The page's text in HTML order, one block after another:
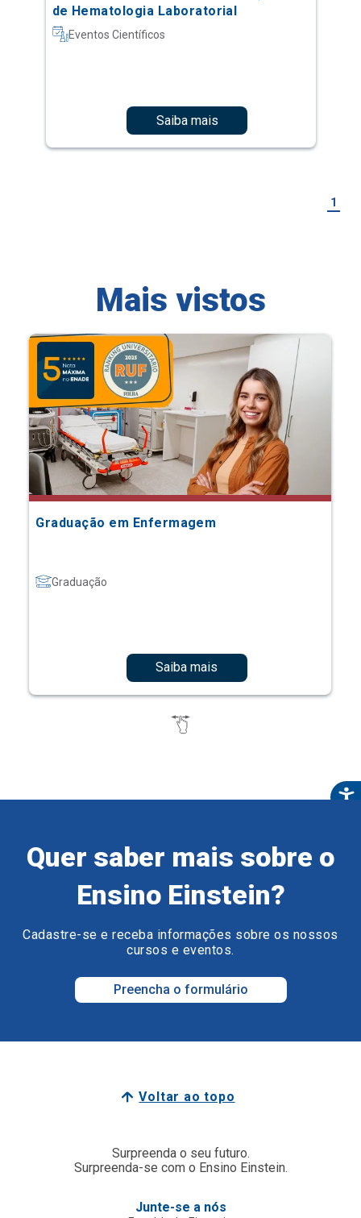
de Hematologia Laboratorial
Eventos Científicos
Saiba mais
1
Mais vistos
Graduação em Enfermagem
Graduação
Saiba mais
Quer saber mais sobre o
Ensino Einstein?
Cadastre-se e receba informações sobre os nossos
cursos e eventos.
Preencha o formulário
Voltar ao topo
Surpreenda o seu futuro.
Surpreenda-se com o Ensino Einstein.
Junte-se a nós